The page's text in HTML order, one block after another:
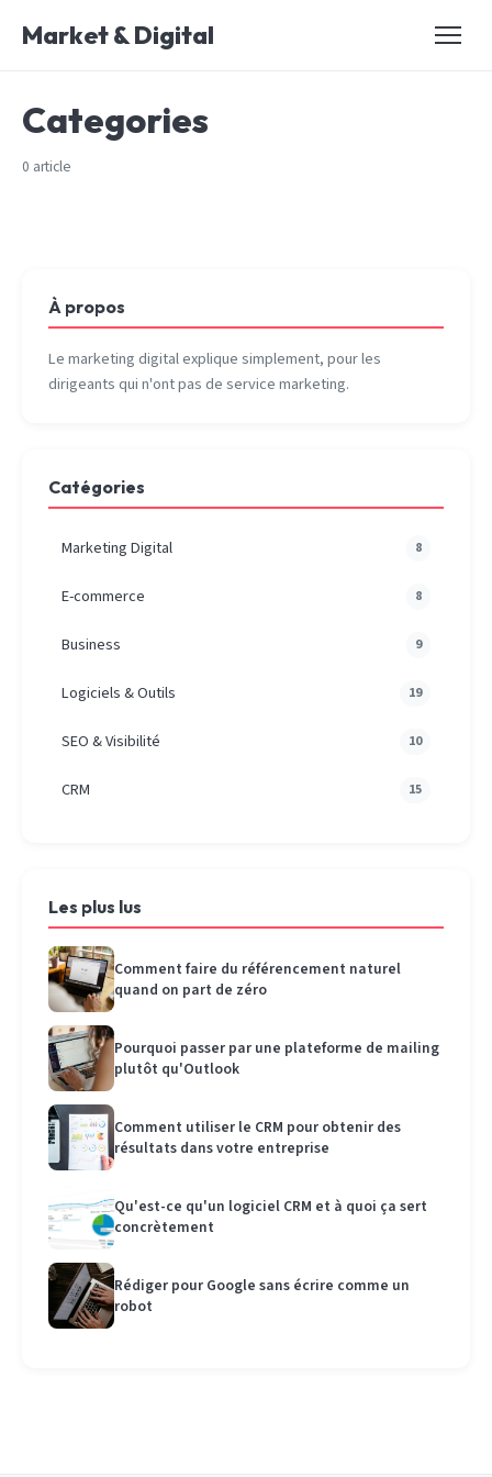
Market & Digital
Categories
0 article
À propos
Le marketing digital explique simplement, pour les
dirigeants qui n'ont pas de service marketing.
Catégories
Marketing Digital 8
E-commerce 8
Business 9
Logiciels & Outils 19
SEO & Visibilité 10
CRM 15
Les plus lus
Comment faire du référencement naturel
quand on part de zéro
Pourquoi passer par une plateforme de mailing
plutôt qu'Outlook
Comment utiliser le CRM pour obtenir des
résultats dans votre entreprise
Qu'est-ce qu'un logiciel CRM et à quoi ça sert
concrètement
Rédiger pour Google sans écrire comme un
robot